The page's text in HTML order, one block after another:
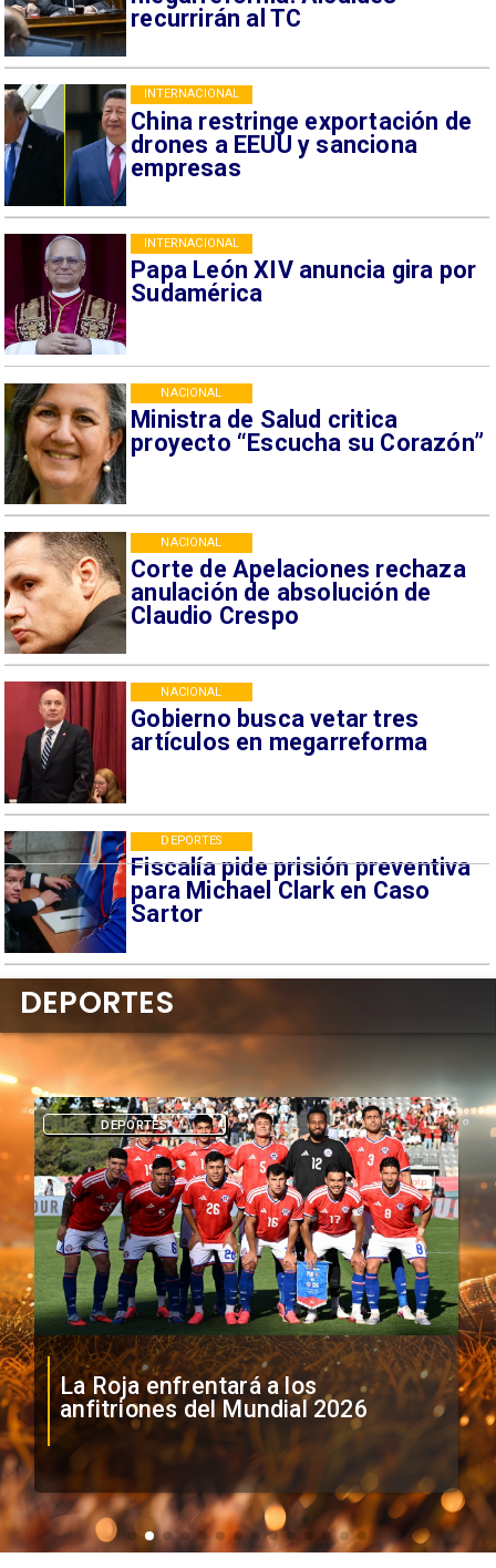
recurrirán al TC
China restringe exportación de
drones a EEUU y sanciona
empresas
INTERNACIONAL
Papa León XIV anuncia gira por
Sudamérica
INTERNACIONAL
Ministra de Salud critica
proyecto “Escucha su Corazón”
NACIONAL
Corte de Apelaciones rechaza
anulación de absolución de
Claudio Crespo
NACIONAL
Gobierno busca vetar tres
artículos en megarreforma
NACIONAL
Fiscalía pide prisión preventiva
para Michael Clark en Caso
Sartor
DEPORTES
La Roja enfrentará a los
anfitriones del Mundial 2026
DEPORTES
DEPORTES